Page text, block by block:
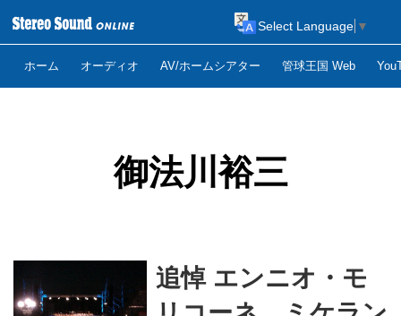
ホーム オーディオ AV/ホームシアター 管球王国 Web
Select Language ▼
御法川裕三
追悼 エンニオ・モ